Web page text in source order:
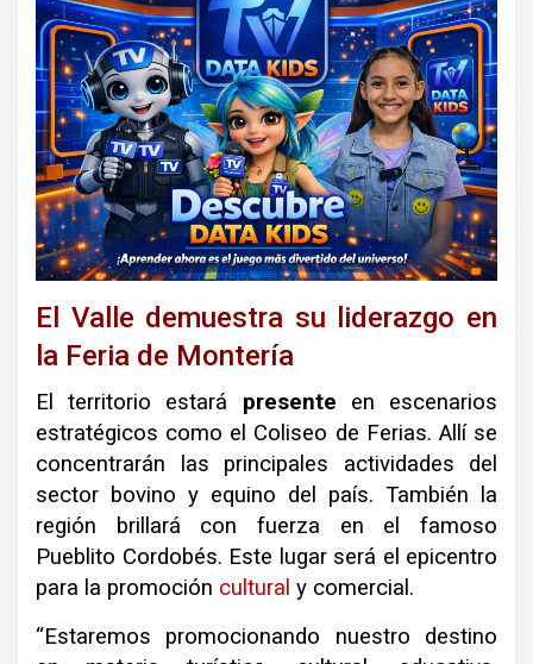
El Valle demuestra su liderazgo en
la Feria de Montería
El territorio estará presente en escenarios
estratégicos como el Coliseo de Ferias. Allí se
concentrarán las principales actividades del
sector bovino y equino del país. También la
región brillará con fuerza en el famoso
Pueblito Cordobés. Este lugar será el epicentro
para la promoción cultural y comercial.
“Estaremos promocionando nuestro destino